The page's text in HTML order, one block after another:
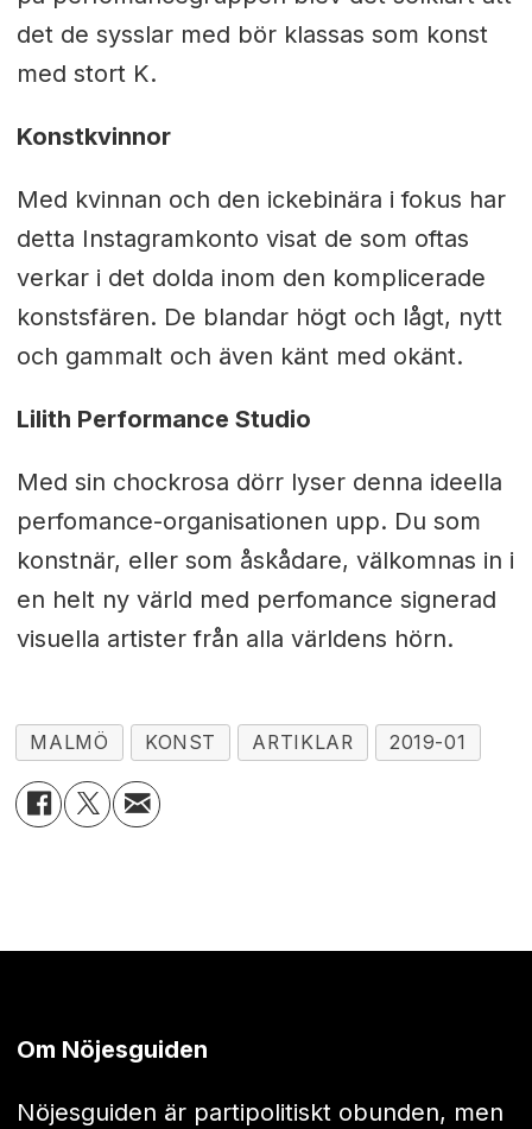
det de sysslar med bör klassas som konst
med stort K.
Konstkvinnor
Med kvinnan och den ickebinära i fokus har
detta Instagramkonto visat de som oftas
verkar i det dolda inom den komplicerade
konstsfären. De blandar högt och lågt, nytt
och gammalt och även känt med okänt.
Lilith Performance Studio
Med sin chockrosa dörr lyser denna ideella
perfomance-organisationen upp. Du som
konstnär, eller som åskådare, välkomnas in i
en helt ny värld med perfomance signerad
visuella artister från alla världens hörn.
MALMÖ KONST ARTIKLAR 2019-01
Om Nöjesguiden
Nöjesguiden är partipolitiskt obunden, men